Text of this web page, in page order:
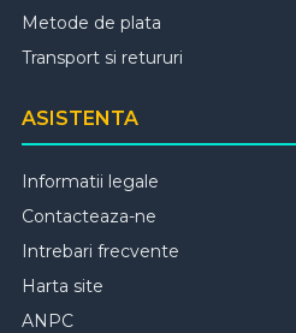
Metode de plata
Transport si retururi
ASISTENTA
Informatii legale
Contacteaza-ne
Intrebari frecvente
Harta site
ANPC